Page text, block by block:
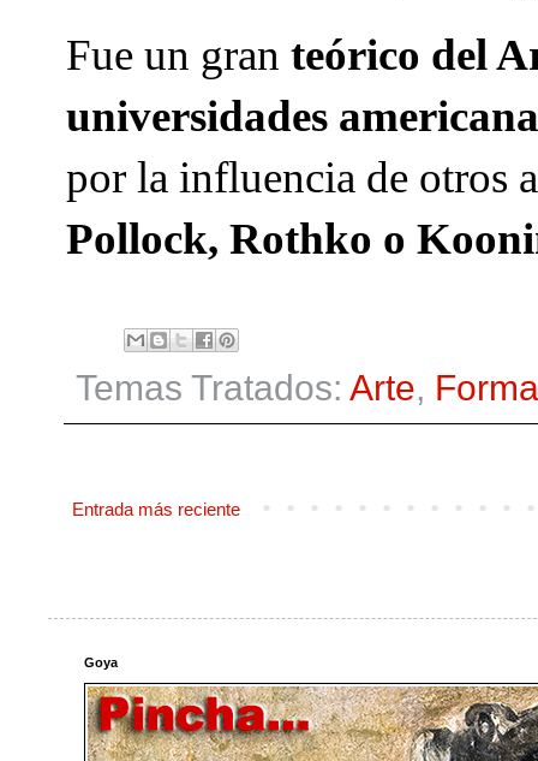
Fue un gran teórico del
universidades
por la influencia de otros
Pollock, Rothko o
Temas Tratados: Arte,
Entrada más reciente
Goya